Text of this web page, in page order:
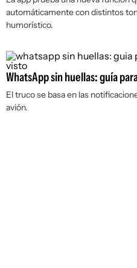
automáticamente con distintos
humorístico.
WhatsApp sin huellas: guía
El truco se basa en las
avión.